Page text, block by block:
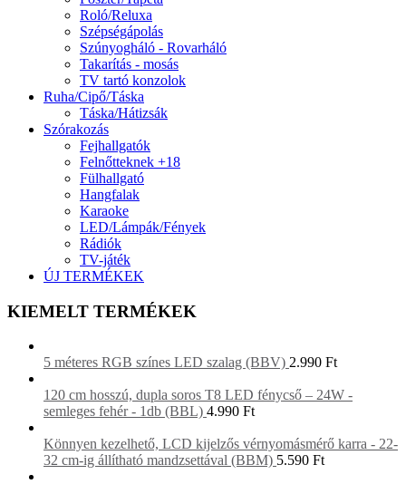
Roló/Reluxa
Szépségápolás
Szúnyogháló - Rovarháló
Takarítás - mosás
TV tartó konzolok
Ruha/Cipő/Táska
Táska/Hátizsák
Szórakozás
Fejhallgatók
Felnőtteknek +18
Fülhallgató
Hangfalak
Karaoke
LED/Lámpák/Fények
Rádiók
TV-játék
ÚJ TERMÉKEK
KIEMELT TERMÉKEK
5 méteres RGB színes LED szalag (BBV) 2.990 Ft
120 cm hosszú, dupla soros T8 LED fénycső – 24W -
semleges fehér - 1db (BBL) 4.990 Ft
Könnyen kezelhető, LCD kijelzős vérnyomásmérő karra - 22-
32 cm-ig állítható mandzsettával (BBM) 5.590 Ft